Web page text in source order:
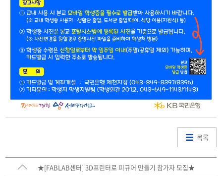
목록
★[FABLAB센터] 3D프린터로 피규어 만들기 참가자 모집★